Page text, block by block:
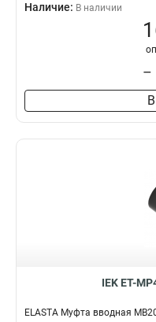
Наличие: В наличии
–
IEK ET-
ELASTA Муфта вводная